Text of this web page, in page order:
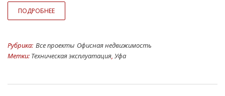
ПОДРОБНЕЕ
Рубрика: Все проекты Офисная недвижимость
Метки: Техническая эксплуатация, Уфа